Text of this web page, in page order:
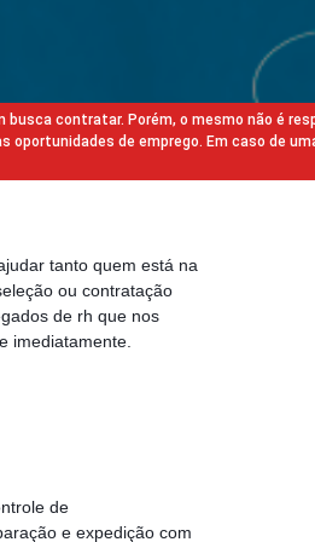
contratar. Porém, o mesmo não é
de emprego. Em caso de
tanto quem está na
ou contratação
de rh que nos
imediatamente.
de
e expedição com